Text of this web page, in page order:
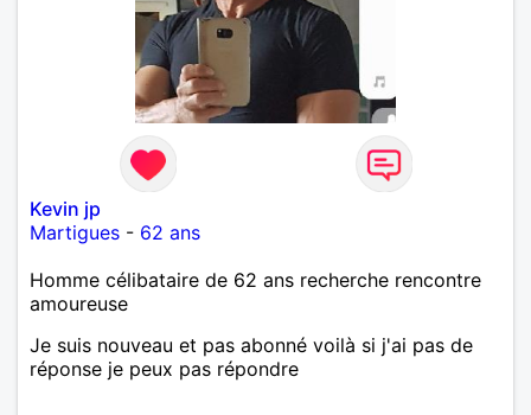
Kevin jp
Martigues - 62 ans
Homme célibataire de 62 ans recherche rencontre
amoureuse
Je suis nouveau et pas abonné voilà si j'ai pas de
réponse je peux pas répondre